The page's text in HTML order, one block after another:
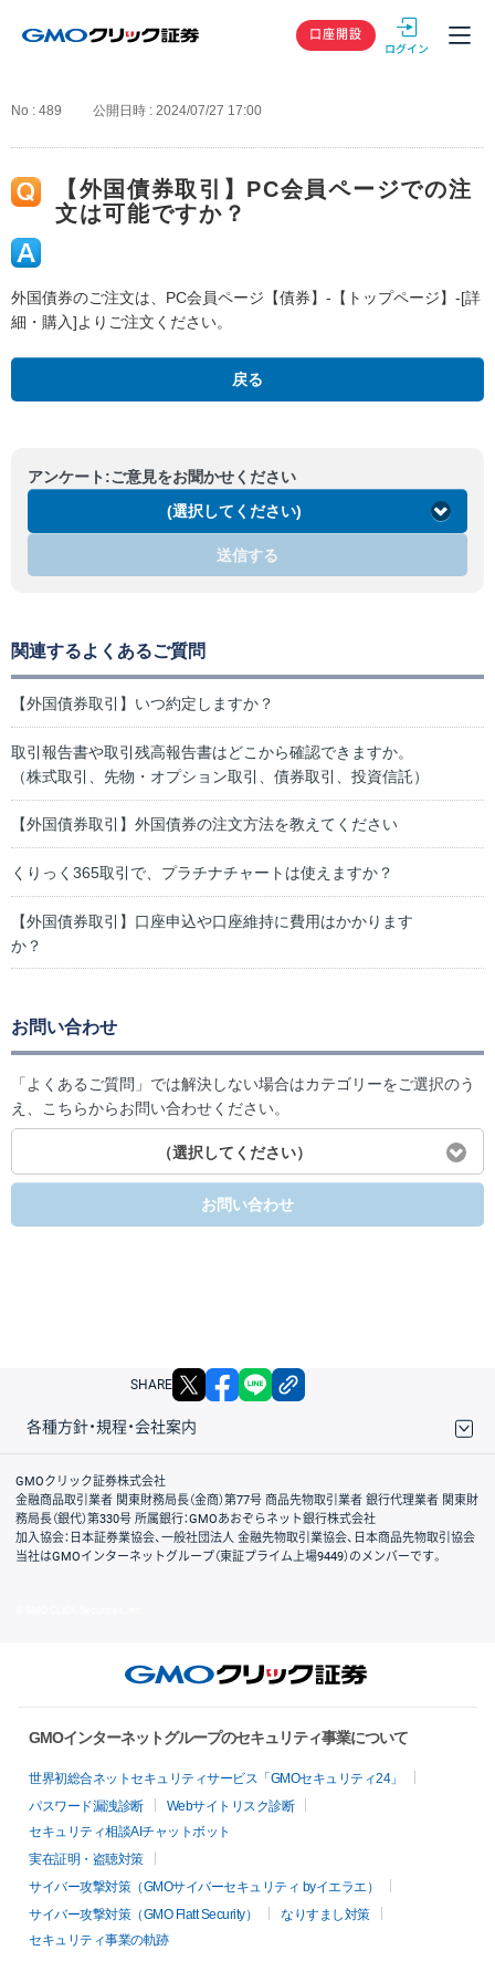
GMOクリック
口座開設
No : 489 公開日時 : 2024/07/27 17:00
【外国債券取引】PC会員ページでの注
文は可能ですか？
外国債券のご注文は、PC会員ページ【債券】-【トップページ】-[詳
細・購入]よりご注文ください。
戻る
アンケート:ご意見をお聞かせください
(選択してください)
送信する
関連するよくあるご質問
【外国債券取引】いつ約定しますか？
取引報告書や取引残高報告書はどこから確認できますか。
（株式取引、先物・オプション取引、債券取引、投資信託）
【外国債券取引】外国債券の注文方法を教えてください
くりっく365取引で、プラチナチャートは使えますか？
【外国債券取引】口座申込や口座維持に費用はかかります
か？
お問い合わせ
「よくあるご質問」では解決しない場合はカテゴリーをご選択のう
え、こちらからお問い合わせください。
（選択してください）
お問い合わせ
SHARE X facebook
各種方針・規程・会社案内
取引規程・約款
サイトマップ
その他のご案内
個人情報保護方針
最良執行方針
サイトのご利用について
ディスクレイマー
信託保全
リスク説明
会社案内
GMOクリック証券株式会社
金融商品取引業者 関東財務局長（金商）第77号 商品先物取引業者 銀行代理業者 関東財
務局長（銀代）第330号 所属銀行：GMOあおぞらネット銀行株式会社
加入協会：日本証券業協会、一般社団法人 金融先物取引業協会、日本商品先物取引協会
当社はGMOインターネットグループ（東証プライム上場9449）のメンバーです。
GMOインターネットグループのセキュリティ事業について
世界初総合ネットセキュリティサービス「GMOセキュリティ24」
パスワード漏洩診断
Webサイトリスク診断
セキュリティ相談AIチャットボット
実在証明・盗聴対策
サイバー攻撃対策（GMOサイバーセキュリティ byイエラエ）
サイバー攻撃対策（GMO Flatt Security）
なりすまし対策
セキュリティ事業の軌跡